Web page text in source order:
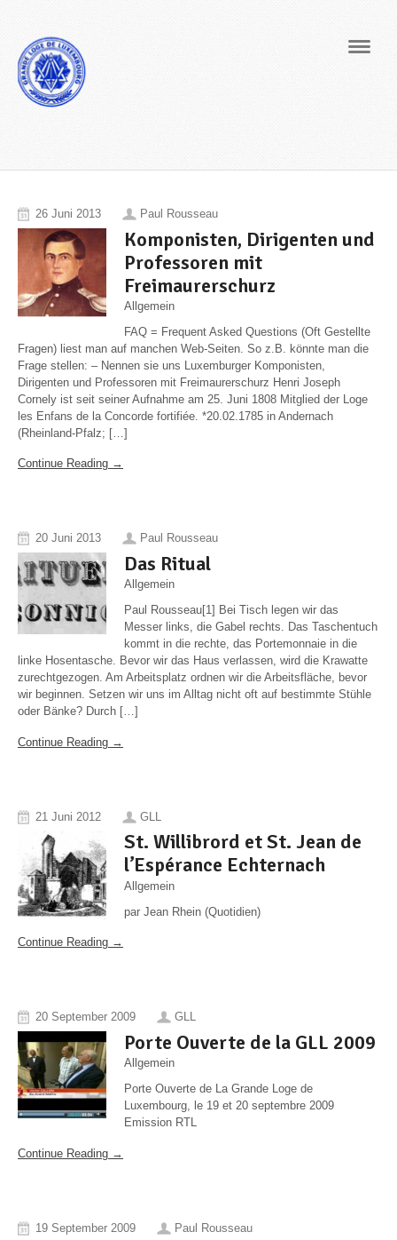
26 Juni 2013 Paul Rousseau
Komponisten, Dirigenten und
Professoren mit
Freimaurerschurz
Allgemein
FAQ = Frequent Asked Questions (Oft Gestellte
Fragen) liest man auf manchen Web-Seiten. So z.B. könnte man die
Frage stellen: – Nennen sie uns Luxemburger Komponisten,
Dirigenten und Professoren mit Freimaurerschurz Henri Joseph
Cornely ist seit seiner Aufnahme am 25. Juni 1808 Mitglied der Loge
les Enfans de la Concorde fortifiée. *20.02.1785 in Andernach
(Rheinland-Pfalz; […]
Continue Reading →
20 Juni 2013 Paul Rousseau
Das Ritual
Allgemein
Paul Rousseau[1] Bei Tisch legen wir das
Messer links, die Gabel rechts. Das Taschentuch
kommt in die rechte, das Portemonnaie in die
linke Hosentasche. Bevor wir das Haus verlassen, wird die Krawatte
zurechtgezogen. Am Arbeitsplatz ordnen wir die Arbeitsfläche, bevor
wir beginnen. Setzen wir uns im Alltag nicht oft auf bestimmte Stühle
oder Bänke? Durch […]
Continue Reading →
21 Juni 2012 GLL
St. Willibrord et St. Jean de
l’Espérance Echternach
Allgemein
par Jean Rhein (Quotidien)
Continue Reading →
20 September 2009 GLL
Porte Ouverte de la GLL 2009
Allgemein
Porte Ouverte de La Grande Loge de
Luxembourg, le 19 et 20 septembre 2009
Emission RTL
Continue Reading →
19 September 2009 Paul Rousseau